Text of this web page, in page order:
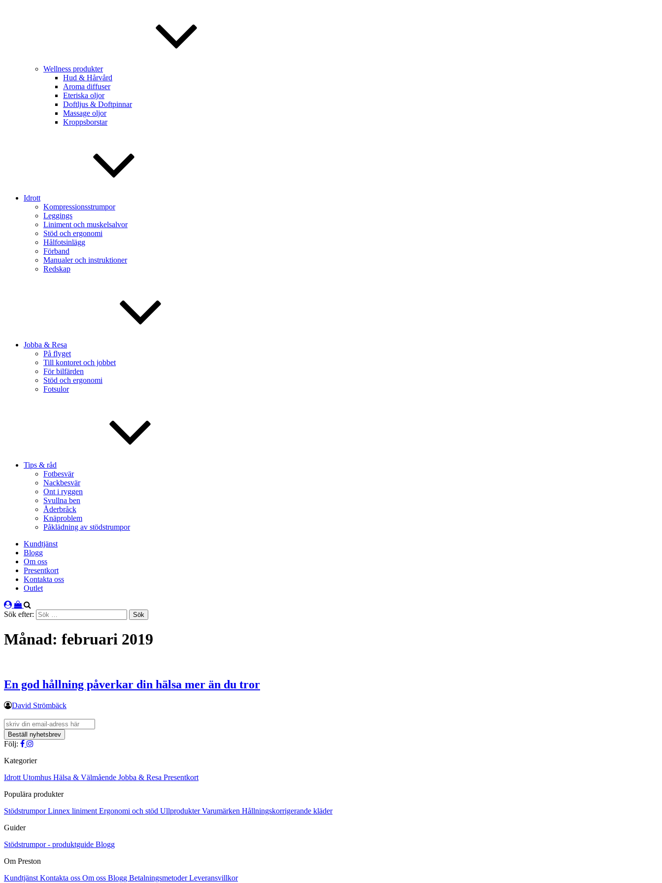
Wellness produkter
Hud & Hårvård
Aroma diffuser
Eteriska oljor
Doftljus & Doftpinnar
Massage oljor
Kroppsborstar
Idrott
Kompressionsstrumpor
Leggings
Liniment och muskelsalvor
Stöd och ergonomi
Hålfotsinlägg
Förband
Manualer och instruktioner
Redskap
Jobba & Resa
På flyget
Till kontoret och jobbet
För bilfärden
Stöd och ergonomi
Fotsulor
Tips & råd
Fotbesvär
Nackbesvär
Ont i ryggen
Svullna ben
Åderbråck
Knäproblem
Påklädning av stödstrumpor
Kundtjänst
Blogg
Om oss
Presentkort
Kontakta oss
Outlet
Sök efter:
Månad: februari 2019
En god hållning påverkar din hälsa mer än du tror
David Strömbäck
Följ:
Kategorier
Idrott Utomhus Hälsa & Välmående Jobba & Resa Presentkort
Populära produkter
StödstrumporLinnex liniment Ergonomi och stöd UllprodukterVarumärken Hållningskorrigerande kläder
Guider
Stödstrumpor - produktguide Blogg
Om Preston
Kundtjänst Kontakta oss Om oss Blogg BetalningsmetoderLeveransvillkor